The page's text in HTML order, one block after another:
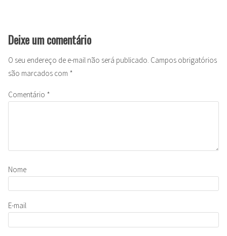
Deixe um comentário
O seu endereço de e-mail não será publicado. Campos obrigatórios
são marcados com *
Comentário *
Nome
E-mail